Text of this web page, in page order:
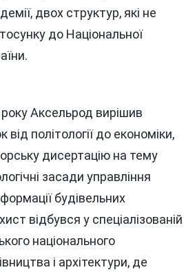
двох структур, які не
до Національної
Аксельрод вирішив
від політології до економіки,
дисертацію на тему
засади управління
будівельних
відбувся у спеціалізованій
національного
і архітектури, де